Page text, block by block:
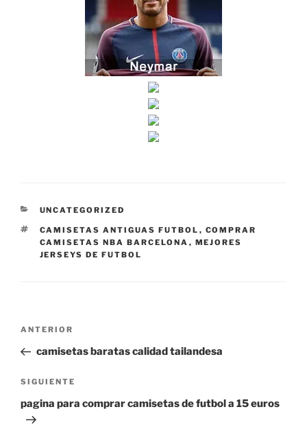
CATEGORÍAS
UNCATEGORIZED
ETIQUETAS
CAMISETAS ANTIGUAS FUTBOL , COMPRAR
CAMISETAS NBA BARCELONA , MEJORES
JERSEYS DE FUTBOL
Navegación
entradas
Entrada
anterior:
ANTERIOR
camisetas baratas calidad tailandesa
Siguiente
entrada
SIGUIENTE
pagina para comprar camisetas de futbol a 15 euros